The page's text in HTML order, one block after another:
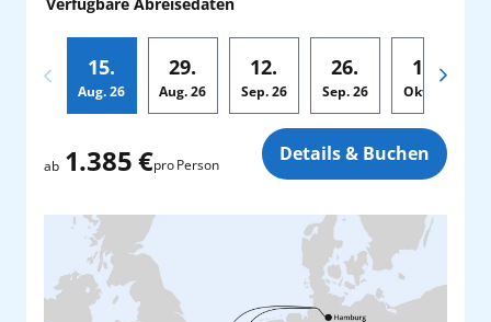
15.
Aug. 26
29.
Aug. 26
12.
Sep.26
26.
Sep.26
10.
Okt.
ab 1.385 €pro Person Details & Buchen